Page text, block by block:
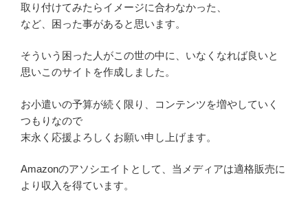
取り付けてみたらイメージに合わなかった、
など、困った事があると思います。
そういう困った人がこの世の中に、いなくなれば良いと
思いこのサイトを作成しました。
お小遣いの予算が続く限り、コンテンツを増やしていく
つもりなので
末永く応援よろしくお願い申し上げます。
Amazonのアソシエイトとして、当メディアは適格販売に
より収入を得ています。